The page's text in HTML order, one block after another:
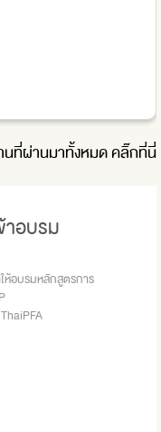
นที่ผ่านมาทั้งหมดคลิ๊กที่นี่
าอบรม
ห้อบรมหลักสูตรการ